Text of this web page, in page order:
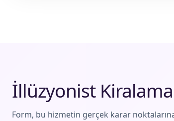
İllüzyonist
Form, bu hizmetin gerçek karar